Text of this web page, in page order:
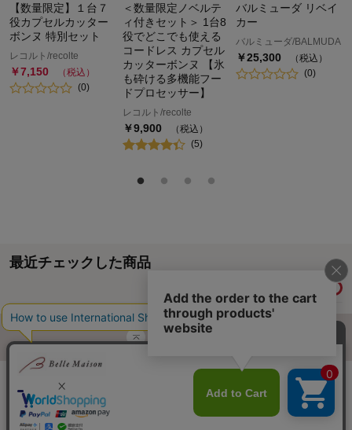
【数量限定】１台７
役カプセルカッター
ボンヌ 特別セット
レコルト/recolte
￥7,150
（税込）
(0)
＜数量限定ノベルテ
ィ付きセット＞ 1台8
役でどこでも使える
コードレス カプセル
カッターボンヌ 【氷
も砕ける多機能フー
ドプロセッサー】
レコルト/recolte
￥9,900
（税込）
(5)
バルミューダ リベイ
カー
バルミューダ/BALMUDA
￥25,300
（税込）
(0)
最近チェックした商品
ご利用ガイド・お知らせ
サイトマップ ベルメゾンネットTOPへ